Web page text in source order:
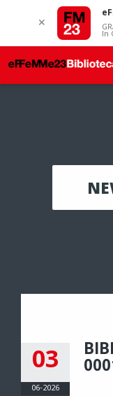
03
06-2026
✕
In